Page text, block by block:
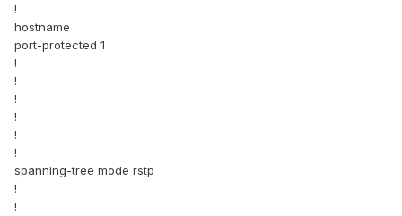
!
hostname
port-protected 1
!
!
!
!
!
!
spanning-tree mode rstp
!
!